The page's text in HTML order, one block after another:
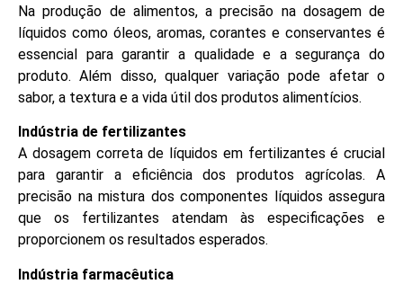
Na produção de alimentos, a precisão na dosagem de
líquidos como óleos, aromas, corantes e conservantes é
essencial para garantir a qualidade e a segurança do
produto. Além disso, qualquer variação pode afetar o
sabor, a textura e a vida útil dos produtos alimentícios.
Indústria de fertilizantes
A dosagem correta de líquidos em fertilizantes é crucial
para garantir a eficiência dos produtos agrícolas. A
precisão na mistura dos componentes líquidos assegura
que os fertilizantes atendam às especificações e
proporcionem os resultados esperados.
Indústria farmacêutica